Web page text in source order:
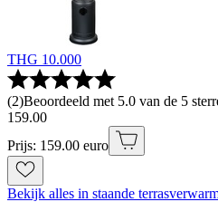
THG 10.000
(2)Beoordeeld met 5.0 van de 5
159.00
Prijs: 159.00 euro
Bekijk alles in staande